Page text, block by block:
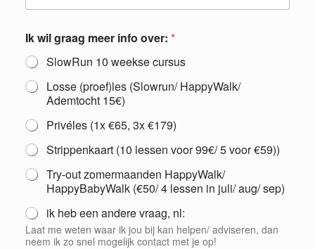
f
Ik wil graag meer info over: *
SlowRun 10 weekse cursus
Losse (proef)les (Slowrun/ HappyWalk/
Ademtocht 15€)
Privéles (1x €65, 3x €179)
Strippenkaart (10 lessen voor 99€/ 5 voor €59))
Try-out zomermaanden HappyWalk/
HappyBabyWalk (€50/ 4 lessen in juli/ aug/ sep)
ik heb een andere vraag, nl:
Laat me weten waar ik jou bij kan helpen/ adviseren, dan
neem ik zo snel mogelijk contact met je op!